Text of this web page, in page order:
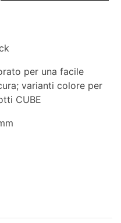
per una facile
varianti colore per
CUBE